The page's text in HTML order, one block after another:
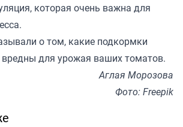
которая очень важна для
о том, какие подкормки
вредны для урожая ваших томатов.
Аглая Морозова
Фото: Freepik